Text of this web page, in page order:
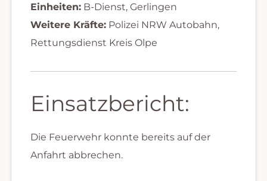
Einheiten:B-Dienst, Gerlingen
Weitere Kräfte:Polizei NRW Autobahn,
Rettungsdienst Kreis Olpe
Einsatzbericht:
Die Feuerwehr konnte bereits auf der
Anfahrt abbrechen.